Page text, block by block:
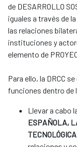
de DESARROLLO
iguales a través de
las relaciones
instituciones y
elemento de
Para ello, la DRCC
funciones dentro de
Llevar a cabo
ESPAÑOLA,